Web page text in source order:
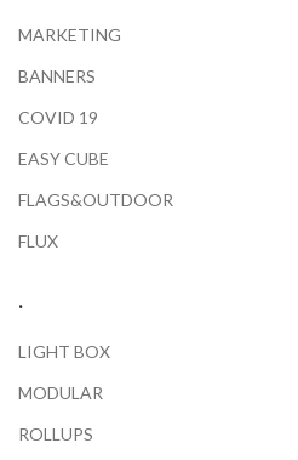
MARKETING
BANNERS
COVID 19
EASY CUBE
FLAGS&OUTDOOR
FLUX
.
LIGHT BOX
MODULAR
ROLLUPS